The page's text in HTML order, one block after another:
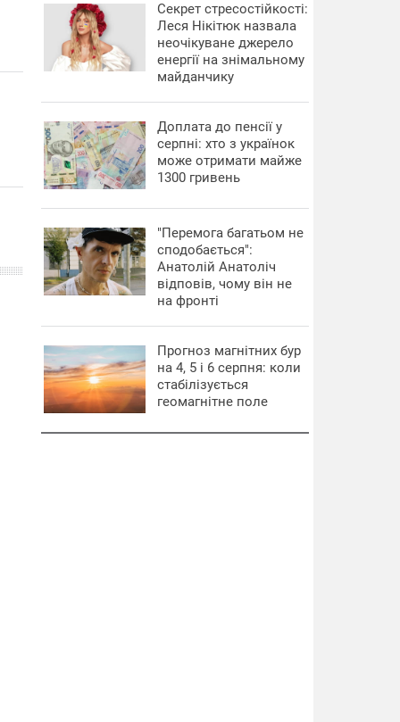
Секрет стресостійкості:
Леся Нікітюк назвала
неочікуване джерело
енергії на знімальному
майданчику
Доплата до пенсії у
серпні: хто з українок
може отримати майже
1300 гривень
"Перемога багатьом не
сподобається":
Анатолій Анатоліч
відповів, чому він не
на фронті
Прогноз магнітних бур
на 4, 5 і 6 серпня: коли
стабілізується
геомагнітне поле